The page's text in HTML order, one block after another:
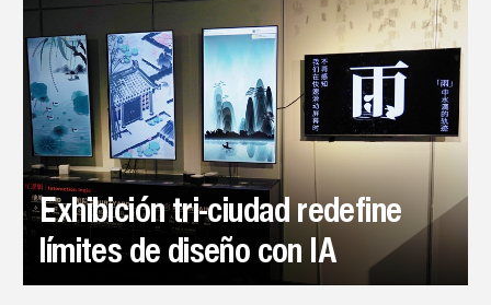
Exhibición tri-ciudad redefine
límites de diseño con IA